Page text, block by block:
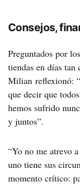
Consejos,
Preguntados por
tiendas en días
Milian reflexionó:
que decir que
hemos sufrido
y juntos”.
“Yo no me atrevo
uno tiene sus
momento crítico: